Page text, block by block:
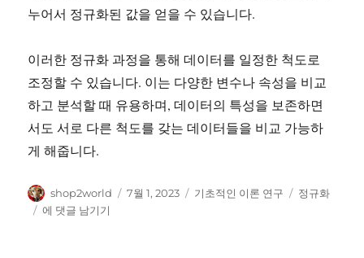
누어서 정규화된 값을 얻을 수 있습니다.
이러한 정규화 과정을 통해 데이터를 일정한 척도로
조정할 수 있습니다. 이는 다양한 변수나 속성을 비교
하고 분석할 때 유용하며, 데이터의 특성을 보존하면
서도 서로 다른 척도를 갖는 데이터들을 비교 가능하
게 해줍니다.
글
쓴
shop2world
작
7월 1, 2023
카
기초적인 이론 연구
태
정규화
정
에 댓글 남기기